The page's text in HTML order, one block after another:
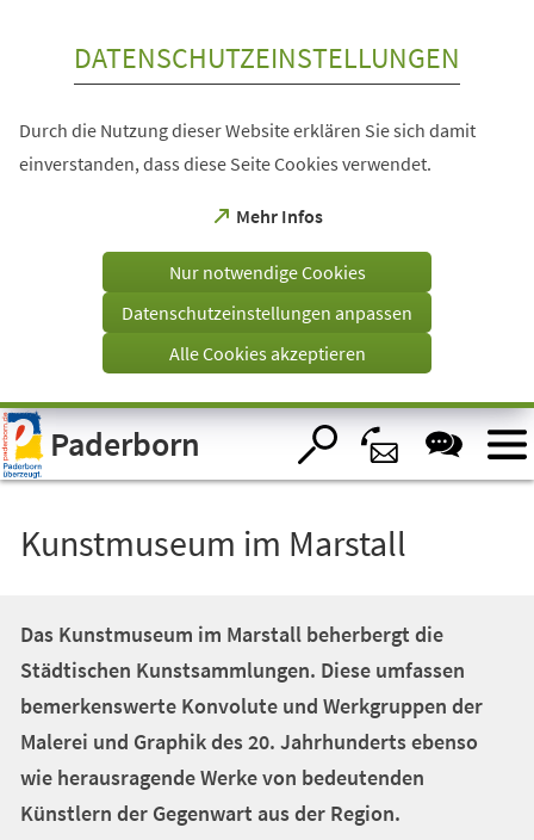
Visuelle
Assistenzsoftware
öffnen.
DATENSCHUTZEINSTELLUNGEN
Durch die Nutzung dieser Website erklären Sie sich damit
einverstanden, dass diese Seite Cookies verwendet.
Mehr Infos
(Öffnet
einem
Tab)
Nur notwendige Cookies
Datenschutzeinstellungen anpassen
Alle Cookies akzeptieren
Paderborn
Kunstmuseum im Marstall
Das Kunstmuseum im Marstall beherbergt die
Städtischen Kunstsammlungen. Diese umfassen
bemerkenswerte Konvolute und Werkgruppen der
Malerei und Graphik des 20. Jahrhunderts ebenso
wie herausragende Werke von bedeutenden
Künstlern der Gegenwart aus der Region.